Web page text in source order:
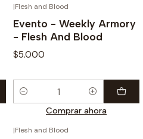
|Flesh and Blood
Evento - Weekly Armory
- Flesh And Blood
$5.000
Cantidad
Comprar ahora
|Flesh and Blood